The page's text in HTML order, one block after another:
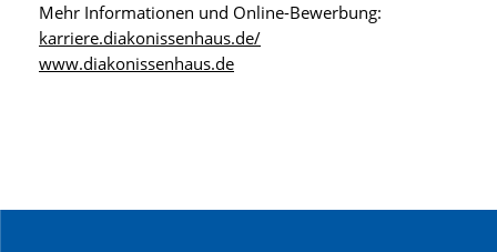
Mehr Informationen und Online-Bewerbung:
karriere.diakonissenhaus.de/
www.diakonissenhaus.de